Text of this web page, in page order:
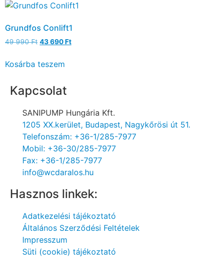
Grundfos Conlift1
49 990Ft 43 690Ft
Kosárba teszem
Kapcsolat
SANIPUMP Hungária Kft.
1205 XX.kerület, Budapest, Nagykőrösi út 51.
Telefonszám: +36-1/285-7977
Mobil: +36-30/285-7977
Fax: +36-1/285-7977
info@wcdaralos.hu
Hasznos linkek:
Adatkezelési tájékoztató
Általános Szerződési Feltételek
Impresszum
Süti (cookie) tájékoztató